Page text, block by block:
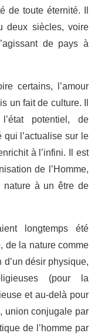
de toute éternité. Il
deux siècles, voire
de pays à
certains, l’amour
un fait de culture. Il
potentiel, de
qui l’actualise sur le
à l’infini. Il est
de l’Homme,
nature à un être de
longtemps été
de la nature comme
désir physique,
(pour la
et au-delà pour
union conjugale par
de l’homme par